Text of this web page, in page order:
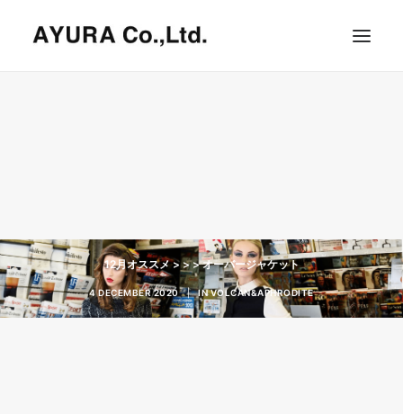
BRAND LIST
NEWS & RELEASE
OUR TEAM
12月オススメ > > > オーバージャケット
4 DECEMBER 2020 | INVOLCAN&APHRODITE